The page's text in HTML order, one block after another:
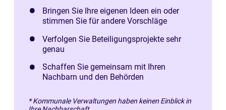
Bringen Sie Ihre eigenen Ideen ein oder
stimmen Sie für andere Vorschläge
Verfolgen Sie Beteiligungsprojekte sehr
genau
Schaffen Sie gemeinsam mit Ihren
Nachbarn und den Behörden
* Kommunale Verwaltungen haben keinen Einblick in